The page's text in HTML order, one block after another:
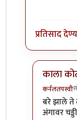
प्रतिसाद
काला
कर्नलतपस्वी
In reply
बरे झाले ते
अंगावर